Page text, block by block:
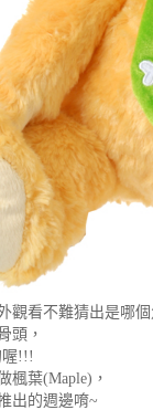
觀看不難猜出是哪個
頭，
喔!!!
楓葉(Maple)，
出的週邊唷~